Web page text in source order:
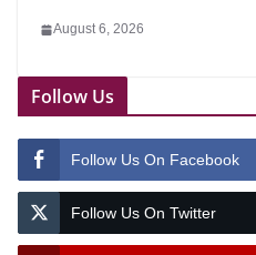
August 6, 2026
Follow Us
Follow Us On Facebook
Follow Us On Twitter